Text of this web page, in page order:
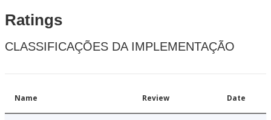
Ratings
CLASSIFICAÇÕES DA IMPLEMENTAÇÃO
Name Review Date